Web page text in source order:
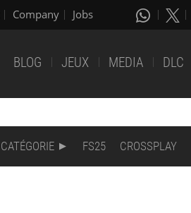
Company Jobs
BLOG JEUX MEDIA DLC
CATÉGORIE FS25 CROSSPLAY